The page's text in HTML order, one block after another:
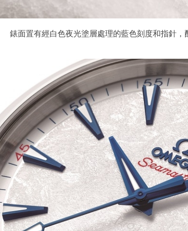
錶面置有經白色夜光塗層處理的藍色刻度和指針，